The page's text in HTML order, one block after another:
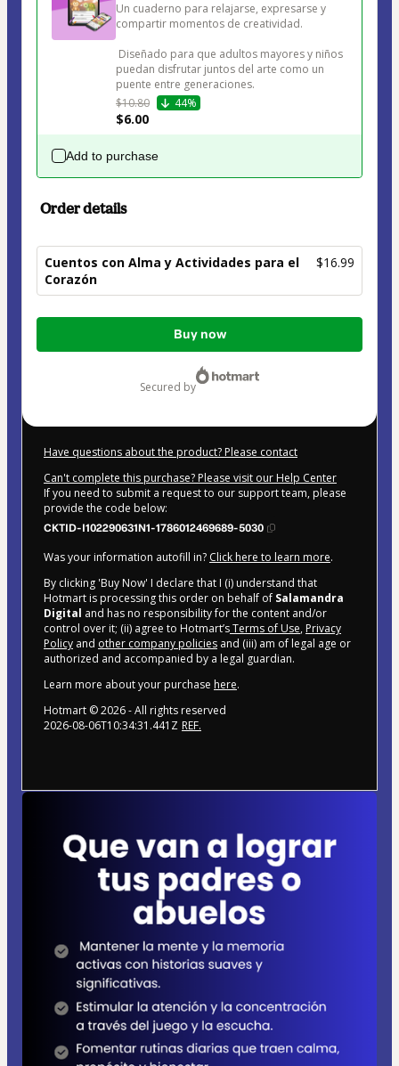
Un cuaderno para relajarse, expresarse y
compartir momentos de creatividad.
puedan disfrutar juntos del arte como un
puente entre generaciones.
$10.80
44%
$6.00
Add to purchase
Order details
Cuentos con Alma y Actividades para el
Corazón
$16.99
Total
Buy now
secured by
Have questions about the product? Please contact
Can't complete this purchase? Please visit our Help Center
If you need to submit a request to our support team, please
provide the code below:
CKTID-I102290631N1-1786012469689-5030
Was your information autofill in? Click here to learn more.
By clicking 'Buy Now' I declare that I (i) understand that
Hotmart is processing this order on behalf of Salamandra
Digital and has no responsibility for the content and/or
control over it; (ii) agree to Hotmart’sTerms of Use, Privacy
Policy and other company policies and (iii) am of legal age or
authorized and accompanied by a legal guardian.
Learn more about your purchase here.
Hotmart ©2026- All rights reserved
2026-08-06T10:34:31.441Z REF.